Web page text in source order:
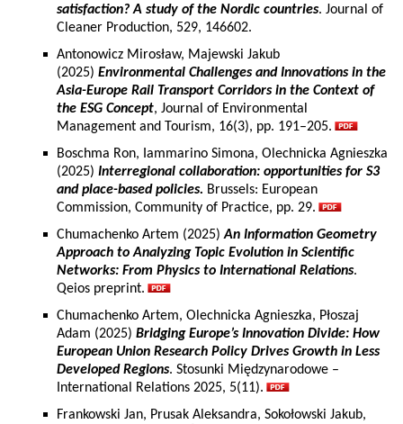
satisfaction? A study of the Nordic countries. Journal of
Cleaner Production, 529, 146602.
Antonowicz Mirosław, Majewski Jakub
(2025) Environmental Challenges and Innovations in the
Asia-Europe Rail Transport Corridors in the Context of
the ESG Concept, Journal of Environmental
Management and Tourism, 16(3), pp. 191–205.
Boschma Ron, Iammarino Simona, Olechnicka Agnieszka
(2025) Interregional collaboration: opportunities for S3
and place-based policies. Brussels: European
Commission, Community of Practice, pp. 29.
Chumachenko Artem (2025)An Information Geometry
Approach to Analyzing Topic Evolution in Scientific
Networks: From Physics to International Relations.
Qeios preprint.
Chumachenko Artem, Olechnicka Agnieszka, Płoszaj
Adam (2025) Bridging Europe’s Innovation Divide: How
European Union Research Policy Drives Growth in Less
Developed Regions. Stosunki Międzynarodowe –
International Relations 2025, 5(11).
Frankowski Jan, Prusak Aleksandra, Sokołowski Jakub,